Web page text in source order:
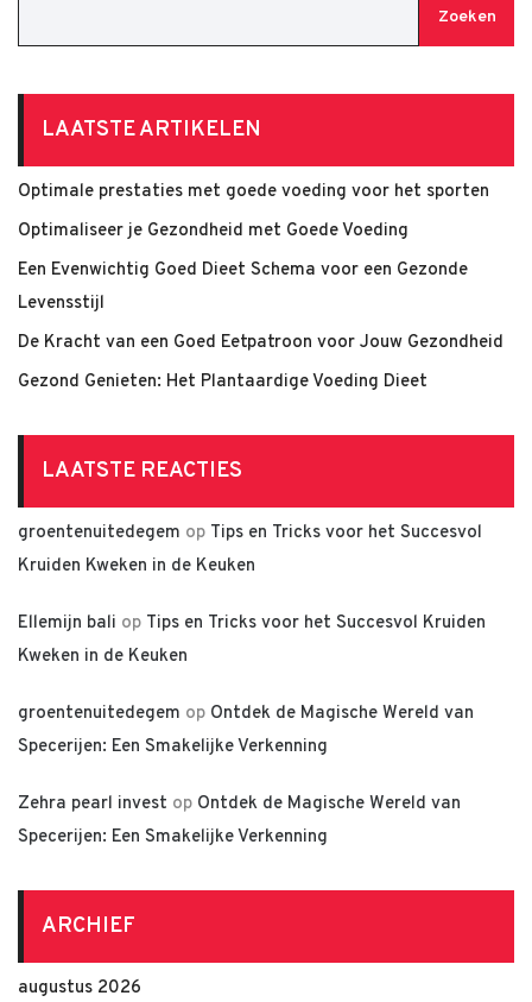
Zoeken
LAATSTE ARTIKELEN
Optimale prestaties met goede voeding voor het sporten
Optimaliseer je Gezondheid met Goede Voeding
Een Evenwichtig Goed Dieet Schema voor een Gezonde
Levensstijl
De Kracht van een Goed Eetpatroon voor Jouw Gezondheid
Gezond Genieten: Het Plantaardige Voeding Dieet
LAATSTE REACTIES
groentenuitedegem op Tips en Tricks voor het Succesvol
Kruiden Kweken in de Keuken
Ellemijn bali op Tips en Tricks voor het Succesvol Kruiden
Kweken in de Keuken
groentenuitedegem op Ontdek de Magische Wereld van
Specerijen: Een Smakelijke Verkenning
Zehra pearl invest op Ontdek de Magische Wereld van
Specerijen: Een Smakelijke Verkenning
ARCHIEF
augustus 2026